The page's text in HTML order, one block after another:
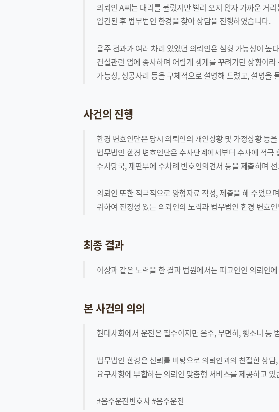
의뢰인 A씨는 대리를 불렀지만 빨리 오지 않자 가까운 거
입건된 후 법무법인 한경을 찾아 상담을 진행하였습니다.
음주 전과가 여러 차례 있었던 의뢰인은 실형 가능성이 높
건설관련 업에 종사하며 어렵게 생계를 꾸려가던 상황이
가능성, 성공사례 등을 구체적으로 설명해 드렸고, 설명을
사건의 진행
한경 변호인단은 당시 의뢰인의 개인상황 및 가정상황 등
법무법인 한경 변호인단은 수사단계에서부터 수사에 적
수사당국, 재판부에 수차례 변호인의견서 등을 제출하며
의뢰인 또한 적극적으로 양형자료 작성, 제출을 해 주었으
위하여 진정성 있는 의뢰인의 노력과 법무법인 한경 변호
최종 결과
이상과 같은 노력을 한 결과 법원에서는 피고인인 의뢰인
본 사건의 의의
현대사회에서 운전은 필수이지만 음주, 무면허, 뺑소니 등
법무법인 한경은 신뢰를 바탕으로 의뢰인과의 친절한 상
요구사항에 부합하는 의뢰인 맞춤형 서비스를 제공하고 있
#음주운전변호사 #음주운전